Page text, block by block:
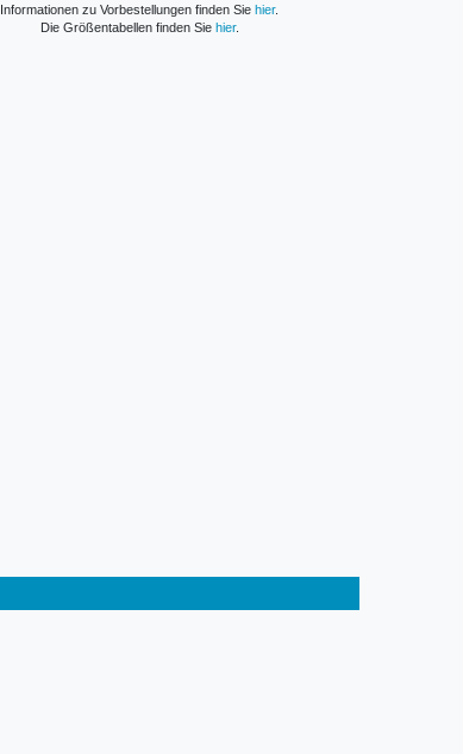
Informationen zu Vorbestellungen finden Sie hier.
Die Größentabellen finden Sie hier.